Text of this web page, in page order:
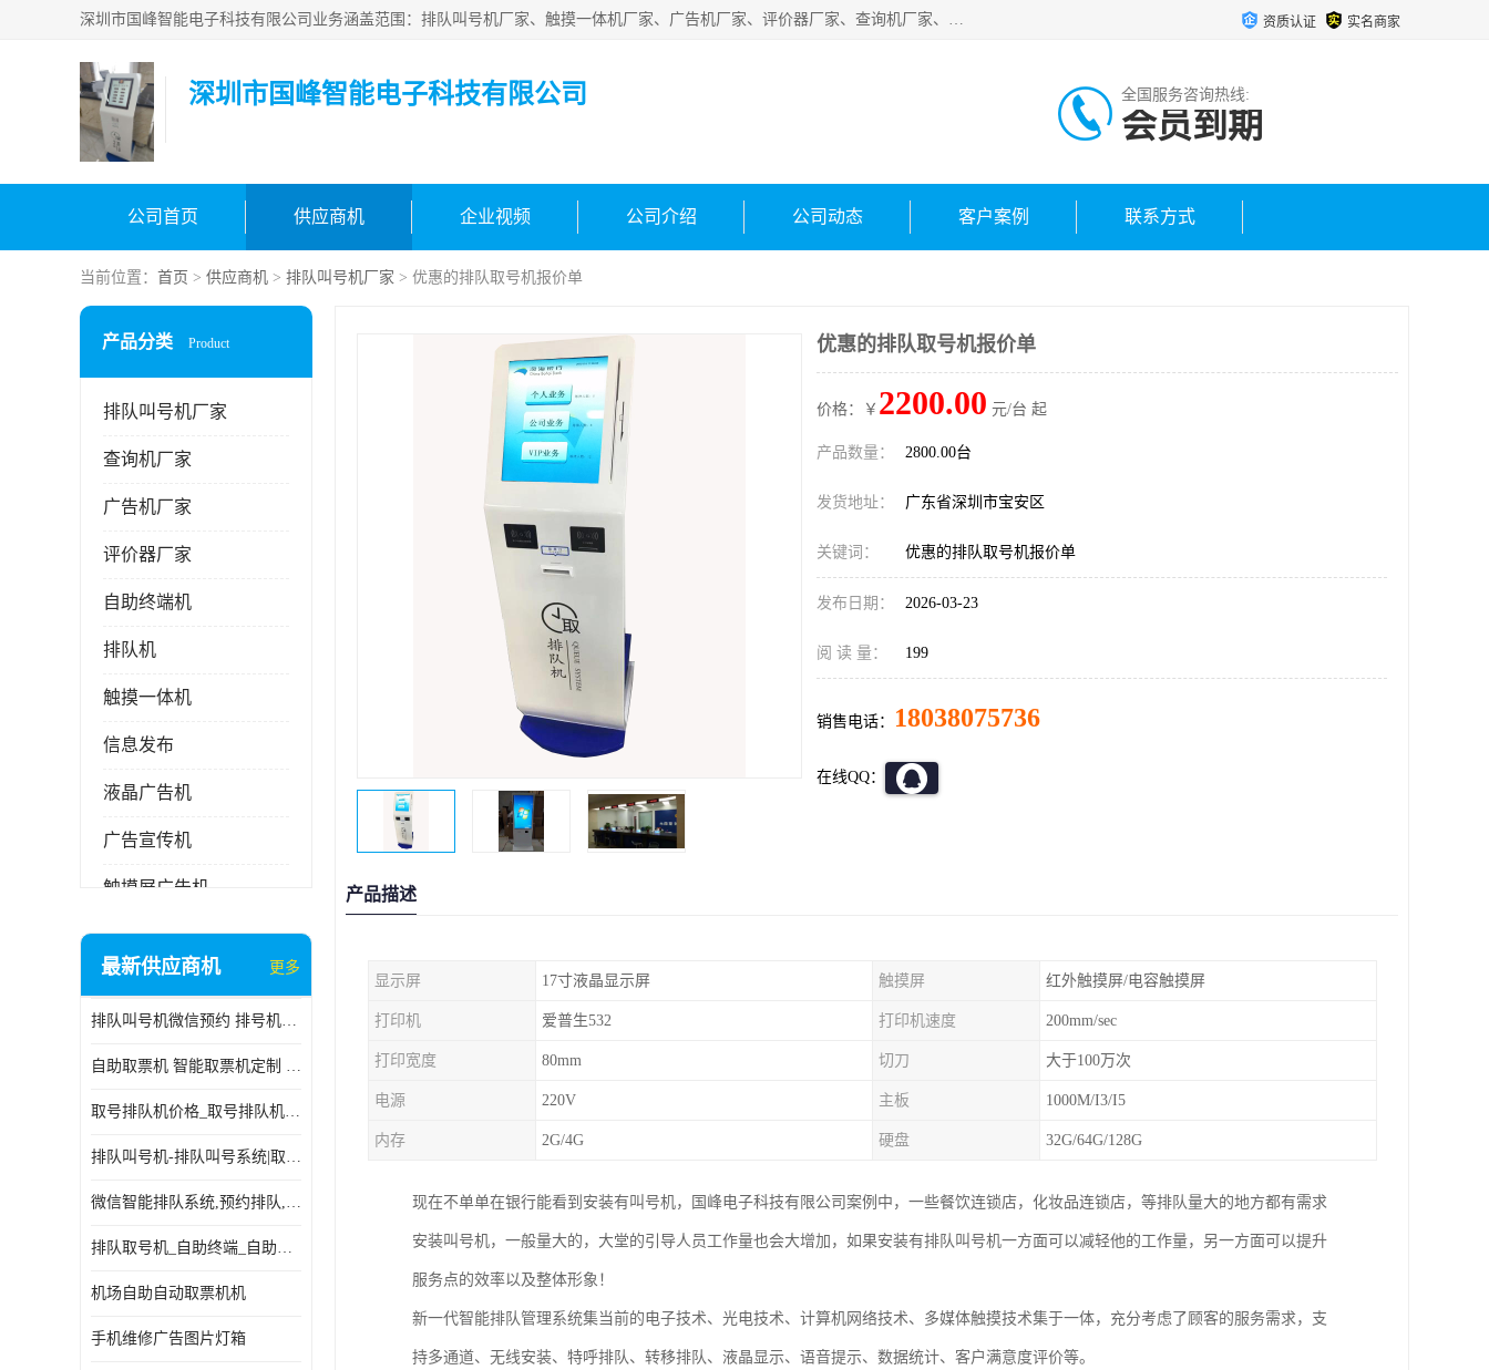
深圳市国峰智能电子科技有限公司业务涵盖范围：排队叫号机厂家、触摸一体机厂家、广告机厂家、评价器厂家、查询机厂家、自助终端机厂家；公司是一家集研发、生产、销售为一体的国民企业，设备制造商和解决方案提供商，广泛应用于银行、医院、、电力、电信、、交通、民航、保险等行业，为不同行业量身定制软硬件为一体的解决方案。 资质认证 实名商家
深圳市国峰智能电子科技有限公司 全国服务咨询热线:
会员到期
公司首页 供应商机 企业视频 公司介绍 公司动态 客户案例 联系方式
当前位置： 首页 > 供应商机 > 排队叫号机厂家 > 优惠的排队取号机报价单
产品分类 Product
排队叫号机厂家
查询机厂家
广告机厂家
评价器厂家
自助终端机
排队机
触摸一体机
信息发布
液晶广告机
广告宣传机
触摸屏广告机
液晶显示器
电子白板
自助服务终端
最新供应商机 更多
排队叫号机微信预约 排号机诊所 行政大厅营业厅取号机
自助取票机 智能取票机定制 款式多样
取号排队机价格_取号排队机报价_取号排队机多少钱
排队叫号机-排队叫号系统|取号机-液晶拼接屏-自助终端机
微信智能排队系统,预约排队,扫码排队,微信叫号
排队取号机_自助终端_自助签到一体机 支持定做
机场自助自动取票机机
手机维修广告图片灯箱
优惠的排队取号机报价单
价格：￥ 2200.00 元/台 起
产品数量： 2800.00台
发货地址： 广东省深圳市宝安区
关键词： 优惠的排队取号机报价单
发布日期： 2026-03-23
阅 读 量： 199
销售电话： 18038075736
在线QQ：
产品描述
显示屏 17寸液晶显示屏 触摸屏 红外触摸屏/电容触摸屏
打印机 爱普生532 打印机速度 200mm/sec
打印宽度 80mm 切刀 大于100万次
电源 220V 主板 1000M/I3/I5
内存 2G/4G 硬盘 32G/64G/128G
现在不单单在银行能看到安装有叫号机，国峰电子科技有限公司案例中，一些餐饮连锁店，化妆品连锁店，等排队量大的地方都有需求
安装叫号机，一般量大的，大堂的引导人员工作量也会大增加，如果安装有排队叫号机一方面可以减轻他的工作量，另一方面可以提升
服务点的效率以及整体形象！
新一代智能排队管理系统集当前的电子技术、光电技术、计算机网络技术、多媒体触摸技术集于一体，充分考虑了顾客的服务需求，支
持多通道、无线安装、特呼排队、转移排队、液晶显示、语音提示、数据统计、客户满意度评价等。